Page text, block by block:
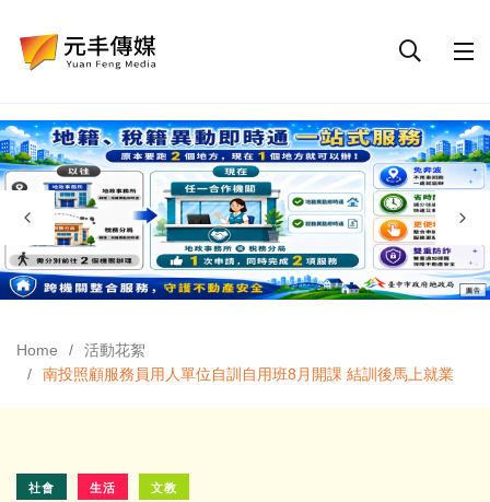
Home
活動花絮
南投照顧服務員用人單位自訓自用班8月開課 結訓後馬上就業
社會 生活 文教